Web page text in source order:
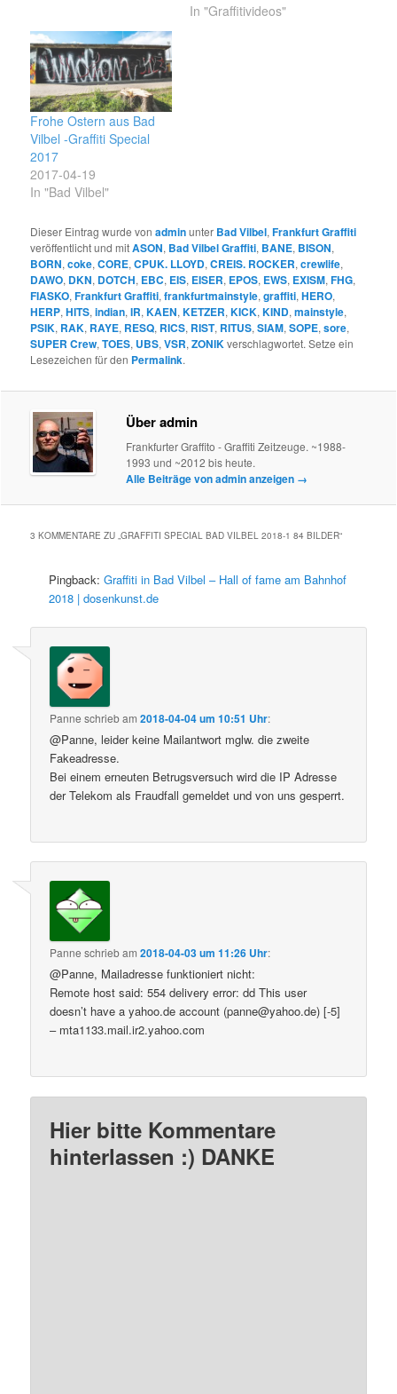
In "Graffitivideos"
Frohe Ostern aus Bad
Vilbel -Graffiti Special
2017
2017-04-19
In "Bad Vilbel"
Dieser Eintrag wurde vonadminunter Bad Vilbel,Frankfurt Graffiti
veröffentlicht und mitASON, Bad Vilbel Graffiti, BANE, BISON,
BORN,coke,CORE,CPUK. LLOYD,CREIS. ROCKER,crewlife,
DAWO, DKN, DOTCH, EBC, EIS, EISER, EPOS, EWS, EXISM,FHG,
FIASKO,Frankfurt Graffiti,frankfurtmainstyle,graffiti,HERO,
HERP,HITS,indian,IR,KAEN,KETZER,KICK,KIND,mainstyle,
PSIK, RAK, RAYE, RESQ, RICS, RIST, RITUS,SIAM,SOPE,sore,
SUPER Crew,TOES, UBS,VSR,ZONIKverschlagwortet. Setze ein
Lesezeichen für den Permalink.
Über admin
Frankfurter Graffito - Graffiti Zeitzeuge. ~1988-
1993 und ~2012 bis heute.
Alle Beiträge von admin anzeigen →
3 KOMMENTARE ZU „GRAFFITI SPECIAL BAD VILBEL 2018-1 84 BILDER“
Pingback:Graffiti in Bad Vilbel – Hall of fame am Bahnhof
2018 | dosenkunst.de
Panne schriebam2018-04-04 um 10:51 Uhr:
@Panne, leider keine Mailantwort mglw. die zweite
Fakeadresse.
Bei einem erneuten Betrugsversuch wird die IP Adresse
der Telekom als Fraudfall gemeldet und von uns gesperrt.
Panne schriebam2018-04-03 um 11:26 Uhr:
@Panne, Mailadresse funktioniert nicht:
Remote host said: 554 delivery error: dd This user
doesn’t have a yahoo.de account (panne@yahoo.de) [-5]
– mta1133.mail.ir2.yahoo.com
Hier bitte Kommentare
hinterlassen :) DANKE